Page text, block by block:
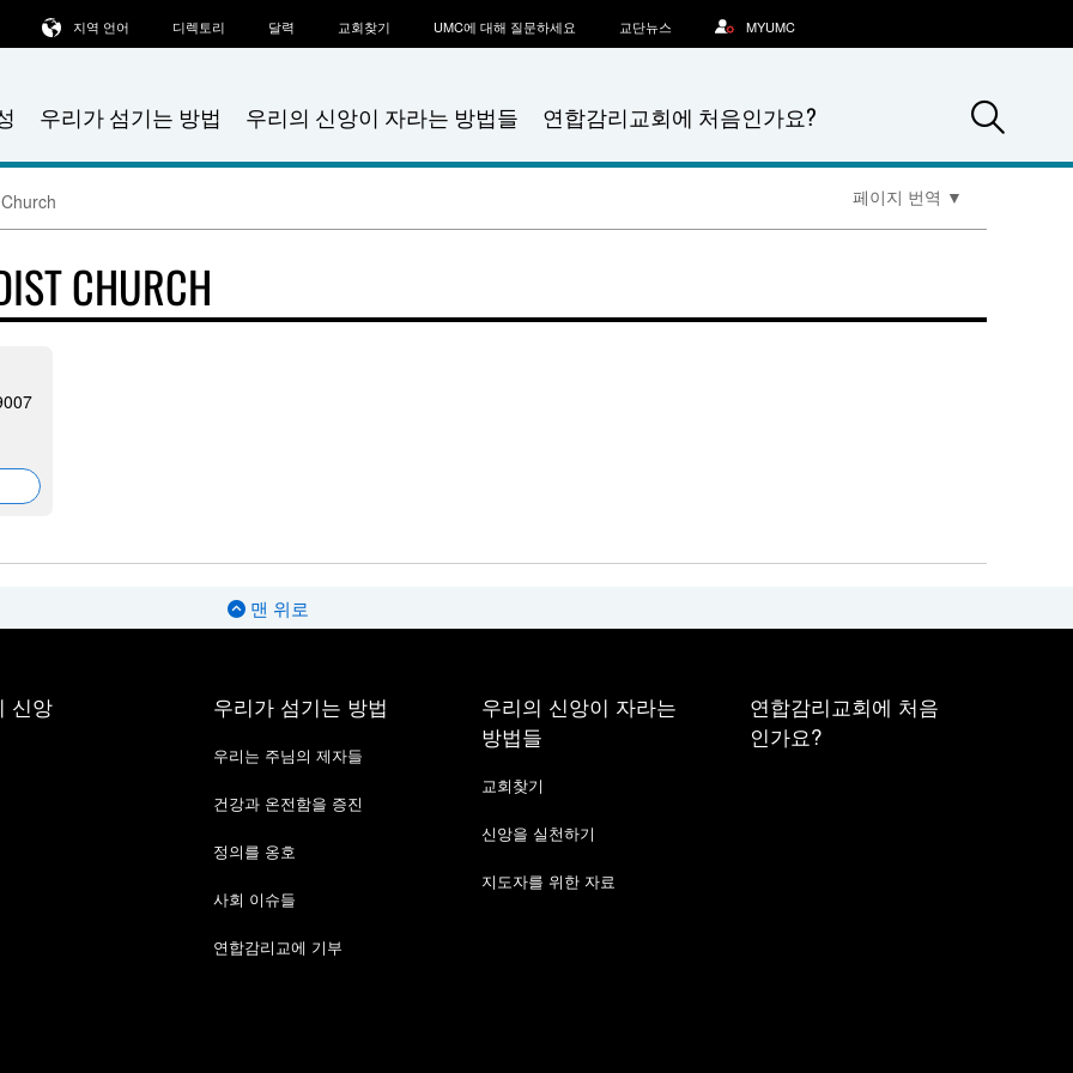
우리가 섬기는 방법 우리의 신앙이 자라는 방법들 연합감리교회에 처음인가요?
지역 언어 디렉토리 달력 교회찾기 UMC에 대해 질문하세요 교단뉴스 MYUMC
페이지 번역 ▼
CHURCH
맨 위로
신앙 우리가 섬기는 방법
우리는 주님의 제자들
건강과 온전함을 증진
정의를 옹호
사회 이슈들
연합감리교에 기부
우리의 신앙이 자라는
방법들
교회찾기
신앙을 실천하기
지도자를 위한 자료
연합감리교회에 처음
인가요?